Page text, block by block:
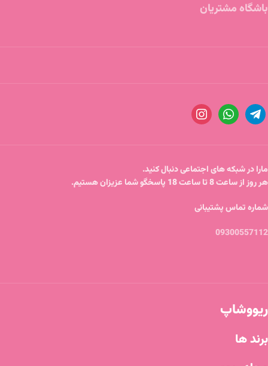
باشگاه مشتریان
مارا در شبکه های اجتماعی دنبال کنید.
هر روز از ساعت 8 تا ساعت 18 پاسخگو شما عزیزان هستیم.
شماره تماس پشتیبانی
09300557112
ریووشاپ
برند ها